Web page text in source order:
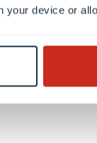
your device or
von